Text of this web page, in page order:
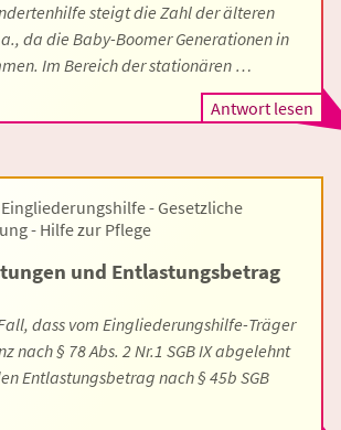
steigt die Zahl der älteren
da die Baby-Boomer Generationen in
Im Bereich der stationären …
Antwort lesen
- Gesetzliche
- Hilfe zur Pflege
und Entlastungsbetrag
dass vom Eingliederungshilfe-Träger
nach § 78 Abs. 2 Nr.1 SGB IX abgelehnt
Entlastungsbetrag nach § 45b SGB